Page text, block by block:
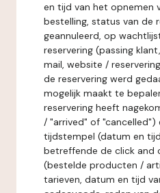
en tijd van het opnemen
bestelling, status van de
geannuleerd, op
reservering (passing
mail, website /
de reservering werd
mogelijk maakt te
reservering heeft
/ "arrived" of "cancelled")
tijdstempel (datum en
betreffende de click and
(bestelde producten /
tarieven, datum en tijd